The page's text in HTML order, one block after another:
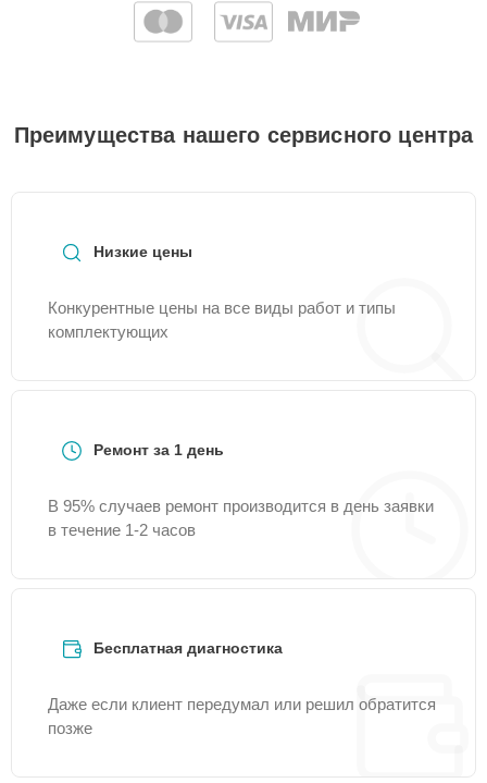
Преимущества нашего сервисного центра
Низкие цены
Конкурентные цены на все виды работ и типы
комплектующих
Ремонт за 1 день
В 95% случаев ремонт производится в день заявки
в течение 1-2 часов
Бесплатная диагностика
Даже если клиент передумал или решил обратится
позже